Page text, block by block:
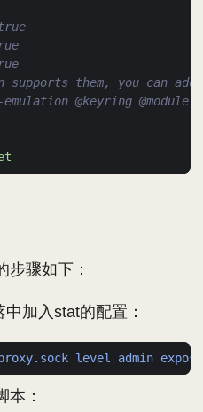
them, you can add:
@keyring @module
步骤如下：
加入stat的配置：
level admin
本：